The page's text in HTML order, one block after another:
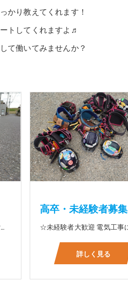
かり教えてくれます！
トしてくれますよ♬
て働いてみませんか？
☆あなたの力を是非当社にお貸して下さい 電気工事に関する事ならオールマイティに対応しております（室内配線・室外配線、スイッチコンセント取付け、照明器具取付け、配電盤取付け、エアコン取付け、LANケーブル配線、アンテナ取付けなど） 【工具支給致します】 また新品工具と新品作業服を完全支給を致します。 高品質の作業服と工具入社してくれた方には支給致します♪
高卒・未経験者募集
詳しく見る